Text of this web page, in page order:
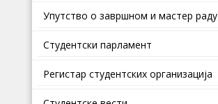
Упутство о завршном и мастер раду
Студентски парламент
Регистар студентских организација